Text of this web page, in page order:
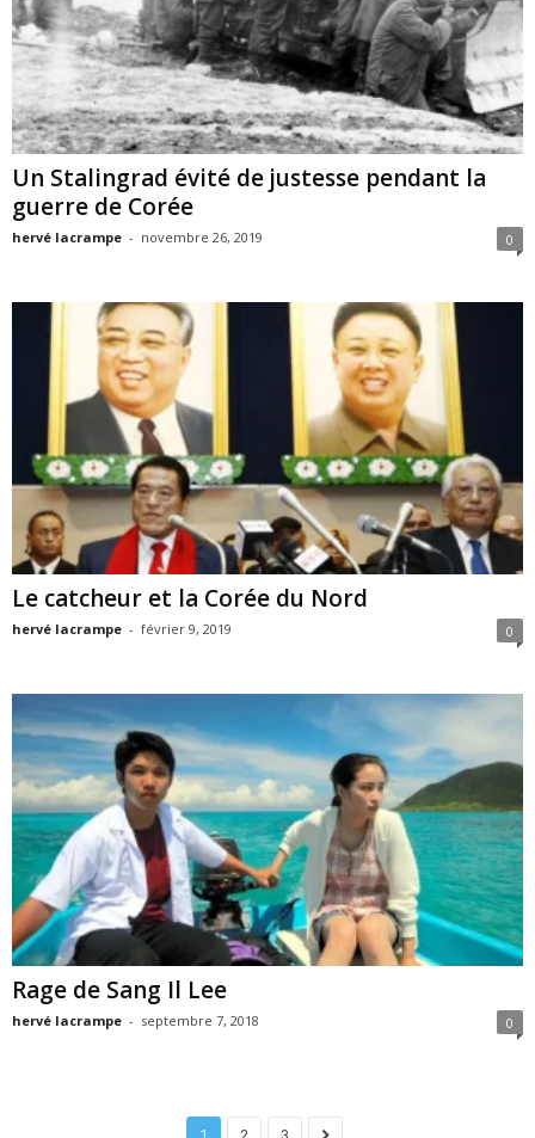
Un Stalingrad évité de justesse pendant la
guerre de Corée
hervé lacrampe - novembre 26, 2019 0
Le catcheur et la Corée du Nord
hervé lacrampe - février 9, 2019 0
Rage de Sang Il Lee
hervé lacrampe - septembre 7, 2018 0